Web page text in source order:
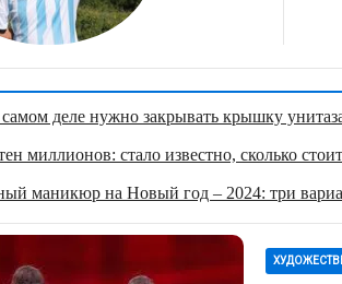
деле нужно закрывать крышку
миллионов: стало известно, сколько
маникюр на Новый год – 2024: три